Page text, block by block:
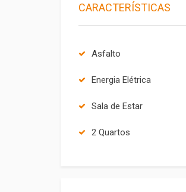
CARACTERÍSTICAS
Asfalto
Energia Elétrica
Sala de Estar
2 Quartos